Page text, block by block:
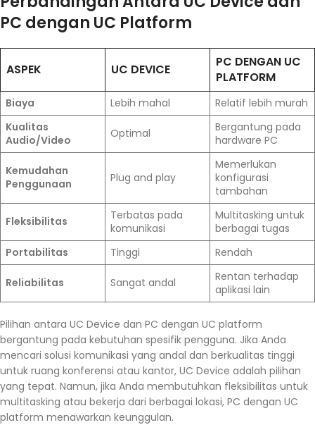
PC dengan UC Platform
ASPEK UC DEVICE
PC DENGAN UC
PLATFORM
Biaya Lebih mahal
Relatif lebih murah
Kualitas
Audio/Video
Optimal
Bergantung pada
hardware PC
Kemudahan
Penggunaan
Plug and play
Memerlukan
konfigurasi
tambahan
Fleksibilitas
Terbatas pada
komunikasi
Multitasking untuk
berbagai tugas
Portabilitas
Tinggi Rendah
Reliabilitas Sangat andal
Rentan terhadap
aplikasi lain
Pilihan antara UC Device dan PC dengan UC platform
bergantung pada kebutuhan spesifik pengguna. Jika Anda
mencari solusi komunikasi yang andal dan berkualitas tinggi
untuk ruang konferensi atau kantor, UC Device adalah pilihan
yang tepat. Namun, jika Anda membutuhkan fleksibilitas untuk
multitasking atau bekerja dari berbagai lokasi, PC dengan UC
platform menawarkan keunggulan.